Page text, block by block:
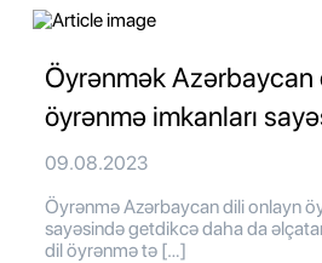
Öyrənmək Azərbaycan
öyrənmə imkanları
09.08.2023
Öyrənmə Azərbaycan dili onlayn
sayəsində getdikcə daha da
dil öyrənmə tə […]